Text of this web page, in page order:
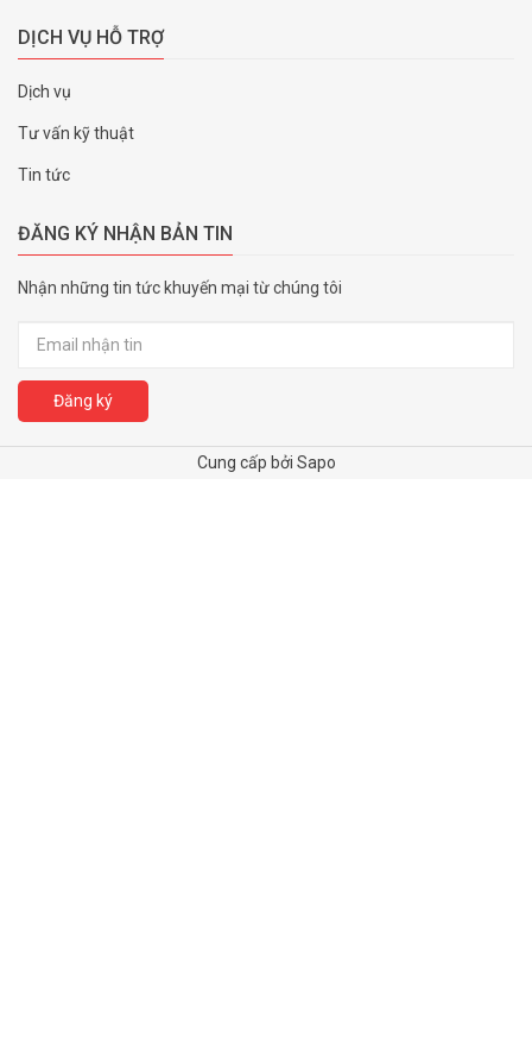
DỊCH VỤ HỖ TRỢ
Dịch vụ
Tư vấn kỹ thuật
Tin tức
ĐĂNG KÝ NHẬN BẢN TIN
Nhận những tin tức khuyến mại từ chúng tôi
Đăng ký
Cung cấp bởi Sapo